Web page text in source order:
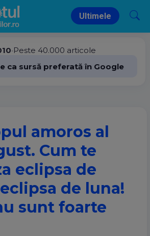
Ultimele
•Peste 40.000 articole
ca sursă preferată în Google
amoros al
Cum te
eclipsa de
de luna!
sunt foarte